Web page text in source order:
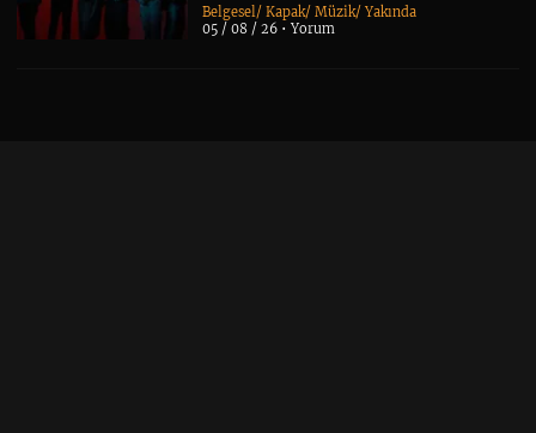
Belgesel/Kapak/Müzik/Yakında
05 / 08 / 26 •Yorum